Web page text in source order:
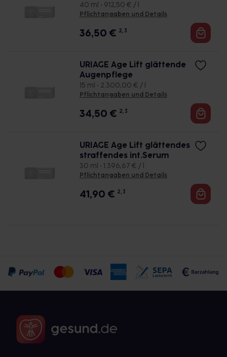
40 ml • 912,50 € / l
Pflichtangaben und Details
36,50 € 2, 3
URIAGE Age Lift glättende
Augenpflege
15 ml • 2.300,00 € / l
Pflichtangaben und Details
34,50 € 2, 3
URIAGE Age Lift glättendes
straffendes int.Serum
30 ml • 1.396,67 € / l
Pflichtangaben und Details
41,90 € 2, 3